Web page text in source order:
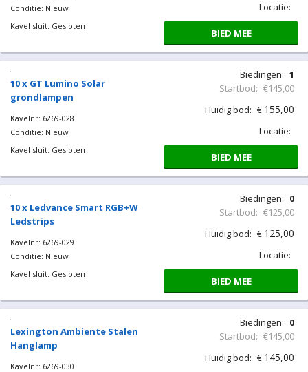
Conditie: Nieuw
Kavel sluit: Gesloten
Locatie:
BIED MEE
10 x GT Lumino Solar
grondlampen
Kavelnr: 6269-028
Conditie: Nieuw
Kavel sluit: Gesloten
Biedingen: 1
Startbod: €145,00
Huidig bod: € 155,00
Locatie:
BIED MEE
10 x Ledvance Smart RGB+W
Ledstrips
Kavelnr: 6269-029
Conditie: Nieuw
Kavel sluit: Gesloten
Biedingen: 0
Startbod: €125,00
Huidig bod: € 125,00
Locatie:
BIED MEE
Lexington Ambiente Stalen
Hanglamp
Kavelnr: 6269-030
Biedingen: 0
Startbod: €145,00
Huidig bod: € 145,00